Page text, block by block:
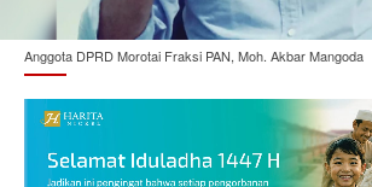
Anggota DPRD Morotai Fraksi PAN, Moh. Akbar Mangoda